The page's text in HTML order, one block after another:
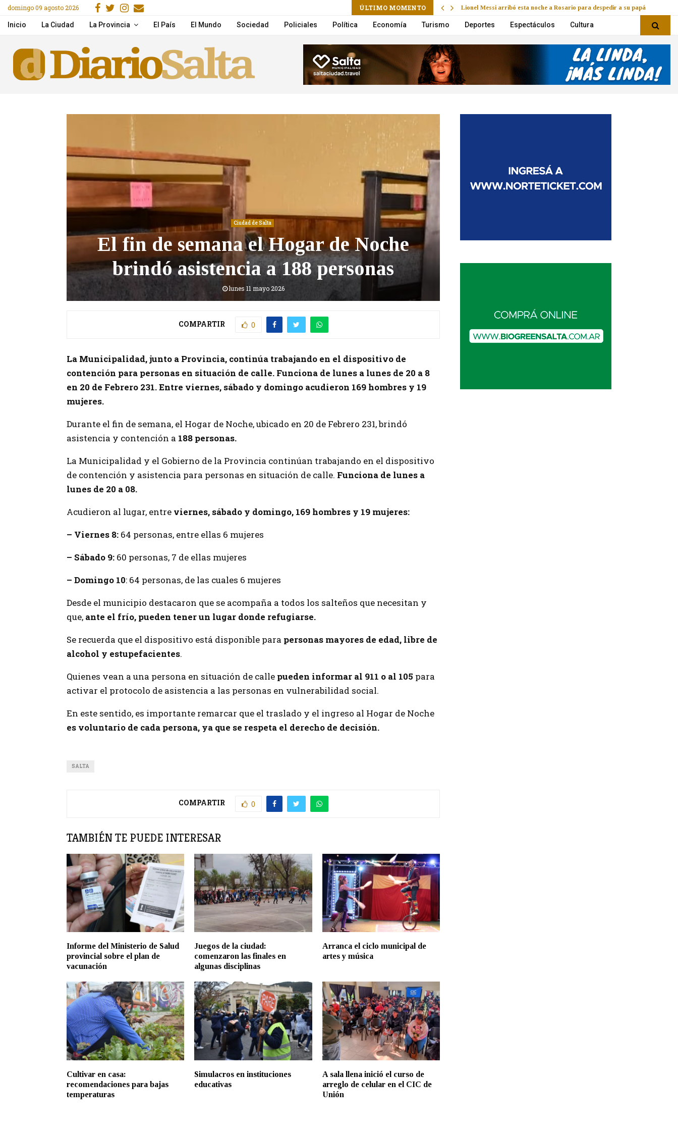
domingo 09 agosto 2026 ÚLTIMO MOMENTO
& Mobile Access Lionel Messi arribó esta noche a Rosario para despedir a su papá
Facebook
Gorjeo
Instagram
Email
Inicio La Ciudad La Provincia El País El Mundo Sociedad Policiales Política Economía Turismo Deportes Espectáculos Cultura
Ciudad de Salta
El fin de semana el Hogar de Noche
brindó asistencia a 188 personas
lunes 11 mayo 2026
COMPARTIR 0
La Municipalidad, junto a Provincia, continúa trabajando en el dispositivo de
contención para personas en situación de calle. Funciona de lunes a lunes de 20 a 8
en 20 de Febrero 231. Entre viernes, sábado y domingo acudieron 169 hombres y 19
mujeres.
Durante el fin de semana, el Hogar de Noche, ubicado en 20 de Febrero 231, brindó
asistencia y contención a 188 personas.
La Municipalidad y el Gobierno de la Provincia continúan trabajando en el dispositivo
de contención y asistencia para personas en situación de calle. Funciona de lunes a
lunes de 20 a 08.
Acudieron al lugar, entre viernes, sábado y domingo, 169 hombres y 19 mujeres:
– Viernes 8: 64 personas, entre ellas 6 mujeres
– Sábado 9: 60 personas, 7 de ellas mujeres
– Domingo 10: 64 personas, de las cuales 6 mujeres
Desde el municipio destacaron que se acompaña a todos los salteños que necesitan y
que, ante el frío, pueden tener un lugar donde refugiarse.
Se recuerda que el dispositivo está disponible para personas mayores de edad, libre de
alcohol y estupefacientes.
Quienes vean a una persona en situación de calle pueden informar al 911 o al 105 para
activar el protocolo de asistencia a las personas en vulnerabilidad social.
En este sentido, es importante remarcar que el traslado y el ingreso al Hogar de Noche
es voluntario de cada persona, ya que se respeta el derecho de decisión.
SALTA
COMPARTIR 0
TAMBIÉN TE PUEDE INTERESAR
Informe del Ministerio de Salud
provincial sobre el plan de
vacunación
Juegos de la ciudad:
comenzaron las finales en
algunas disciplinas
Arranca el ciclo municipal de
artes y música
Cultivar en casa:
recomendaciones para bajas
temperaturas
Simulacros en instituciones
educativas
A sala llena inició el curso de
arreglo de celular en el CIC de
Unión